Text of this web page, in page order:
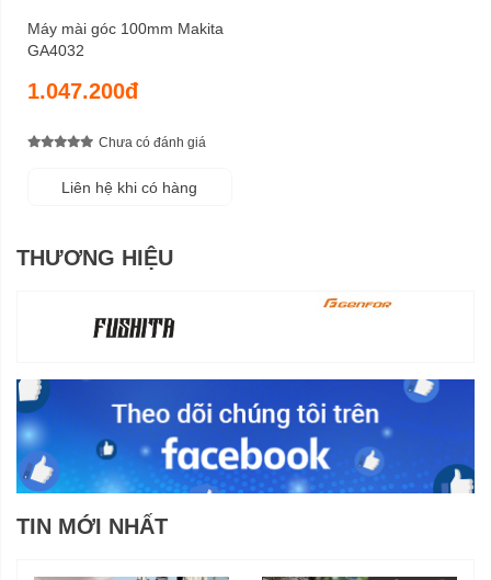
Máy mài góc 100mm Makita
GA4032
1.047.200đ
Chưa có đánh giá
Liên hệ khi có hàng
THƯƠNG HIỆU
TIN MỚI NHẤT